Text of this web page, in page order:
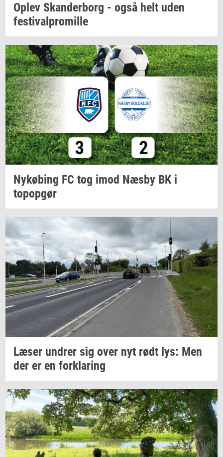
Oplev Skan­der­borg - også helt uden
festi­val­pro­mil­le
Ny­kø­bing FC tog imod Næsby BK i
topop­gør
Læser un­drer sig over nyt rødt lys: Men
der er en for­kla­ring